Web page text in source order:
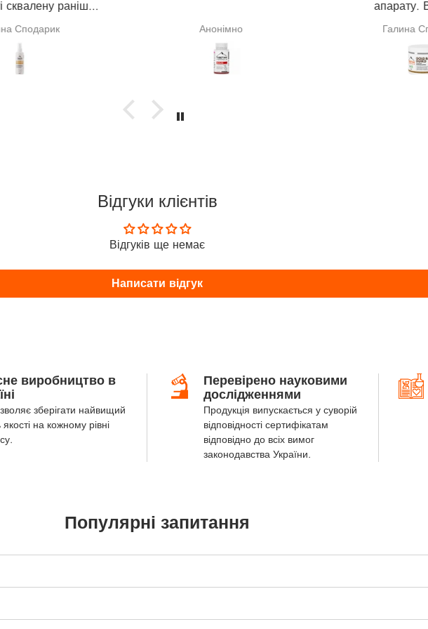
На
апарату. Відчуваю
покращення. Дякую за Вашу
Галина Сподарик
Відгуки клієнтів
Відгуків ще немає
Написати відгук
виробництво в
зберігати найвищий
якості на кожному рівні
Перевірено науковими
дослідженнями
Продукція випускається у суворій
відповідності сертифікатам
відповідно до всіх вимог
законодавства України.
Популярні запитання